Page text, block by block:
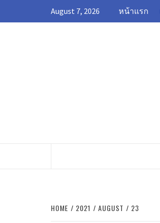
August 7, 2026 หน้าแรก
HOME 2021 AUGUST 23